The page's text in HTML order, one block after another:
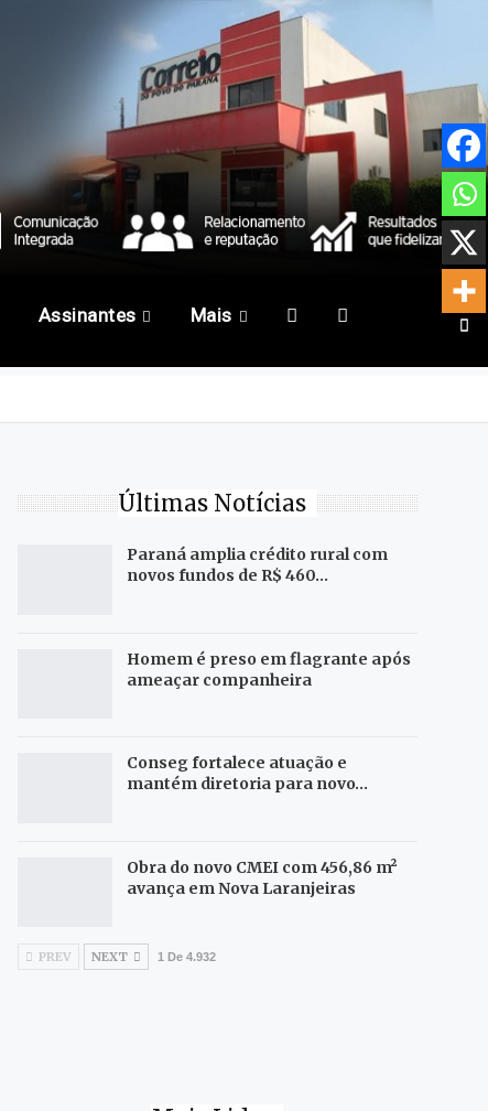
Assinantes Mais
Últimas Notícias
Paraná amplia crédito rural com
novos fundos de R$ 460…
Homem é preso em flagrante após
ameaçar companheira
Conseg fortalece atuação e
mantém diretoria para novo…
Obra do novo CMEI com 456,86 m²
avança em Nova Laranjeiras
PREV NEXT 1 De 4.932